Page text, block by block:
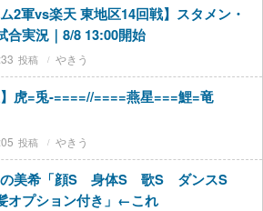
ム2軍vs楽天 東地区14回戦】スタメン・
合実況｜8/8 13:00開始
やきう
】虎=兎-====//====燕星===鯉=竜
やきう
の美希「顔S 身体S 歌S ダンスS
オプション付き」←これ